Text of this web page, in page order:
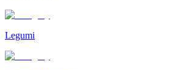
Legumi